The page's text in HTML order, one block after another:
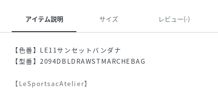
アイテム説明 サイズ レビュー(-)
【色番】LE11サンセットバンダナ
【型番】2094DBLDRAWSTMARCHEBAG
【LeSportsacAtelier】